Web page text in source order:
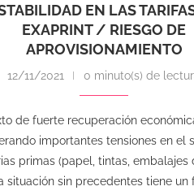
EN LAS
EXAPRINT / RIESGO DE
APROVISIONAMIENTO
12/11/2021 0 minuto(s) de
de fuerte recuperación
importantes tensiones en el
primas (papel, tintas, embalajes
situación sin precedentes tiene un